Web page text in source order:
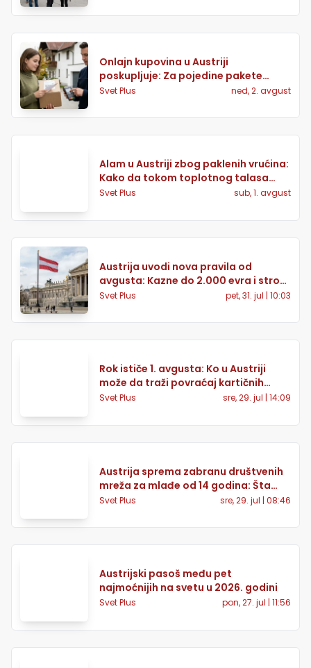
Onlajn kupovina u Austriji
poskupljuje: Za pojedine pakete
dodatnih 7,40 evra
Svet Plus ned, 2. avgust
Alam u Austriji zbog paklenih vrućina:
Kako da tokom toplotnog talasa
sačuvate vodu i sprečite požare
Svet Plus sub, 1. avgust
Austrija uvodi nova pravila od
avgusta: Kazne do 2.000 evra i strože
obaveze za AI sadržaj
Svet Plus pet, 31. jul | 10:03
Rok ističe 1. avgusta: Ko u Austriji
može da traži povraćaj kartičnih
naknada
Svet Plus sre, 29. jul | 14:09
Austrija sprema zabranu društvenih
mreža za mlađe od 14 godina: Šta
roditelji treba da znaju
Svet Plus sre, 29. jul | 08:46
Austrijski pasoš među pet
najmoćnijih na svetu u 2026. godini
Svet Plus pon, 27. jul | 11:56